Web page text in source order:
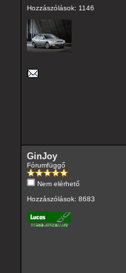
Hozzászólások: 1146
GinJoy
Fórumfüggő
Nem elérhető
Hozzászólások: 8683